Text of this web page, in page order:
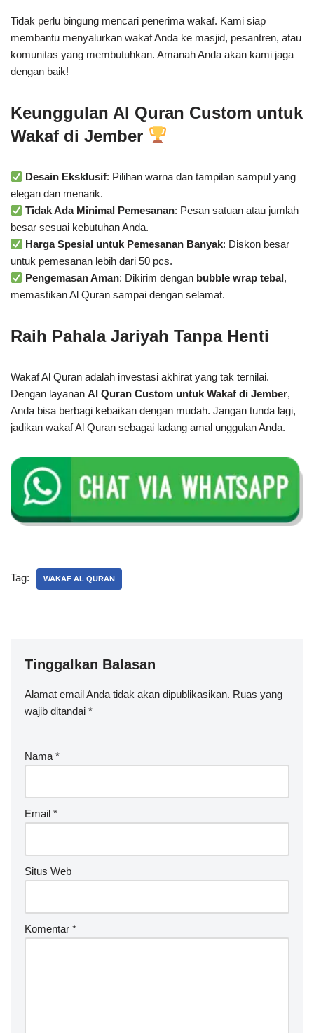
Tidak perlu bingung mencari penerima wakaf. Kami siap
membantu menyalurkan wakaf Anda ke masjid, pesantren, atau
komunitas yang membutuhkan. Amanah Anda akan kami jaga
dengan baik!
Keunggulan Al Quran Custom untuk
Wakaf di Jember
Desain Eksklusif: Pilihan warna dan tampilan sampul yang
elegan dan menarik.
Tidak Ada Minimal Pemesanan: Pesan satuan atau jumlah
besar sesuai kebutuhan Anda.
Harga Spesial untuk Pemesanan Banyak: Diskon besar
untuk pemesanan lebih dari 50 pcs.
Pengemasan Aman: Dikirim dengan bubble wrap tebal,
memastikan Al Quran sampai dengan selamat.
Raih Pahala Jariyah Tanpa Henti
Wakaf Al Quran adalah investasi akhirat yang tak ternilai.
Dengan layanan Al Quran Custom untuk Wakaf di Jember,
Anda bisa berbagi kebaikan dengan mudah. Jangan tunda lagi,
jadikan wakaf Al Quran sebagai ladang amal unggulan Anda.
Tag: WAKAF AL QURAN
Tinggalkan Balasan
Alamat email Anda tidak akan dipublikasikan. Ruas yang
wajib ditandai *
Nama *
Email *
Situs Web
Komentar *